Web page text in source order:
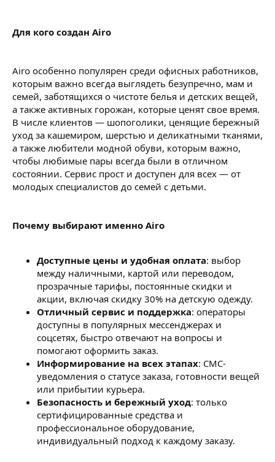
Для кого создан Airo
Airo особенно популярен среди офисных работников,
которым важно всегда выглядеть безупречно, мам и
семей, заботящихся о чистоте белья и детских вещей,
а также активных горожан, которые ценят свое время.
В числе клиентов — шопоголики, ценящие бережный
уход за кашемиром, шерстью и деликатными тканями,
а также любители модной обуви, которым важно,
чтобы любимые пары всегда были в отличном
состоянии. Сервис прост и доступен для всех — от
молодых специалистов до семей с детьми.
Почему выбирают именно Airo
Доступные цены и удобная оплата: выбор
между наличными, картой или переводом,
прозрачные тарифы, постоянные скидки и
акции, включая скидку 30% на детскую одежду.
Отличный сервис и поддержка: операторы
доступны в популярных мессенджерах и
соцсетях, быстро отвечают на вопросы и
помогают оформить заказ.
Информирование на всех этапах: СМС-
уведомления о статусе заказа, готовности вещей
или прибытии курьера.
Безопасность и бережный уход: только
сертифицированные средства и
профессиональное оборудование,
индивидуальный подход к каждому заказу.